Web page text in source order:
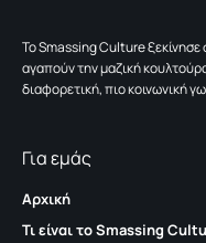
To Smassing Culture
αγαπούν την μαζική
διαφορετική, πιο κοινωνική
Για εμάς
Αρχική
Τι είναι το Smassing